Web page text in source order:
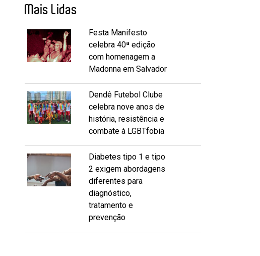
Mais Lidas
Festa Manifesto
celebra 40ª edição
com homenagem a
Madonna em Salvador
Dendê Futebol Clube
celebra nove anos de
história, resistência e
combate à LGBTfobia
Diabetes tipo 1 e tipo
2 exigem abordagens
diferentes para
diagnóstico,
tratamento e
prevenção